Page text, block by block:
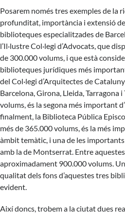
Posarem només tres exemples de la
profunditat, importància i extensió
biblioteques especialitzades de
l’Il·lustre Col·legi d’Advocats, que
de 300.000 volums, i que està
biblioteques jurídiques més
del Col·legi d’Arquitectes de
Barcelona, Girona, Lleida, Tarragona
volums, és la segona més important
finalment, la Biblioteca Pública
més de 365.000 volums, és la més
àmbit temàtic, i una de les
amb la de Montserrat. Entre
aproximadament 900.000 volums.
qualitat dels fons d’aquestes tres
evident.
Així doncs, trobem a la ciutat dues